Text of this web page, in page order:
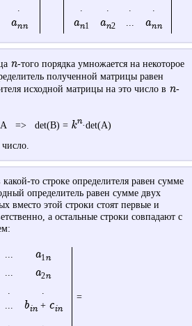
.
ann
.
. . .
an1 an2 ... ann
n-того порядка умножается на некоторое
полученной матрицы равен
исходной матрицы на это число в n-
=> det(B) = kn·det(A)
то строке определителя равен сумме
определитель равен сумме двух
вместо этой строки стоят первые и
а остальные строки совпадают с
... a1n
... a2n
. .
... bin+ cin
. .
=